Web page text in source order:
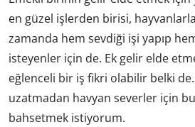
en güzel işlerden birisi,
zamanda hem sevdiği işi yapıp
isteyenler için de. Ek gelir elde
eğlenceli bir iş fikri olabilir belki
uzatmadan havyan severler için
bahsetmek istiyorum.